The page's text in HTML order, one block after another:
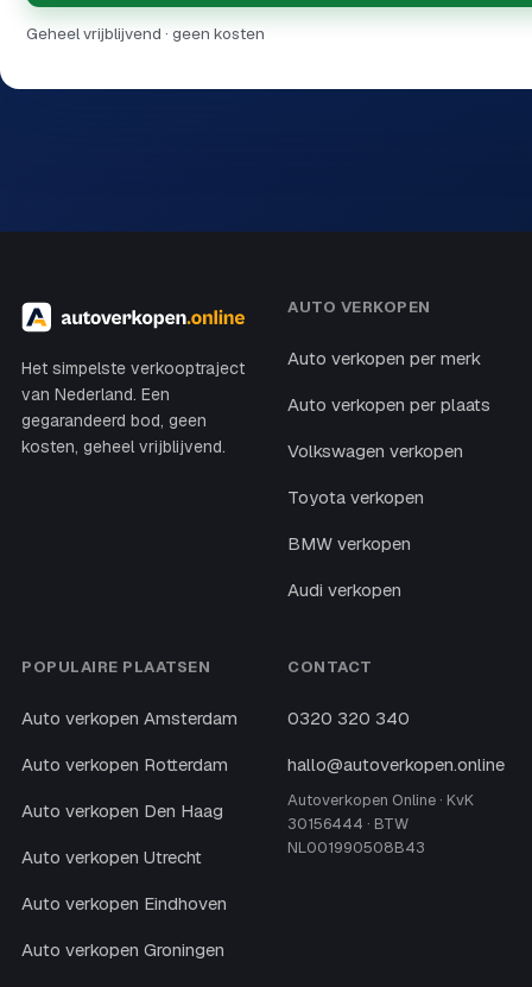
Geheel vrijblijvend · geen kosten
Het simpelste verkooptraject
van Nederland. Een
gegarandeerd bod, geen
kosten, geheel vrijblijvend.
AUTO VERKOPEN
Auto verkopen per merk
Auto verkopen per plaats
Volkswagen verkopen
Toyota verkopen
BMW verkopen
Audi verkopen
POPULAIRE PLAATSEN
Auto verkopen Amsterdam
Auto verkopen Rotterdam
Auto verkopen Den Haag
Auto verkopen Utrecht
Auto verkopen Eindhoven
Auto verkopen Groningen
CONTACT
0320 320 340
hallo@autoverkopen.online
Autoverkopen Online · KvK
30156444 · BTW
NL001990508B43